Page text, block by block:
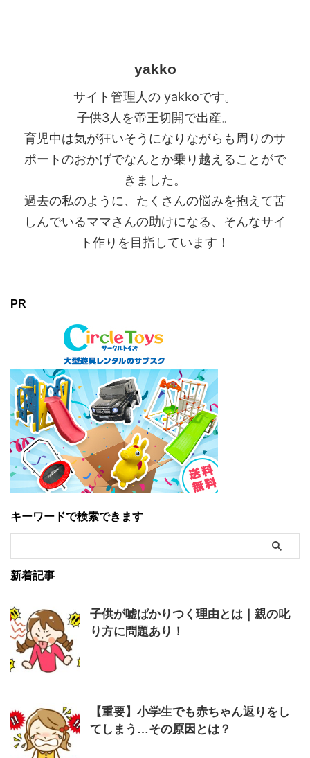
yakko
サイト管理人の yakkoです。
子供3人を帝王切開で出産。
育児中は気が狂いそうになりながらも周りのサ
ポートのおかげでなんとか乗り越えることがで
きました。
過去の私のように、たくさんの悩みを抱えて苦
しんでいるママさんの助けになる、そんなサイ
ト作りを目指しています！
PR
キーワードで検索できます
新着記事
子供が嘘ばかりつく理由とは｜親の叱
り方に問題あり！
【重要】小学生でも赤ちゃん返りをし
てしまう…その原因とは？